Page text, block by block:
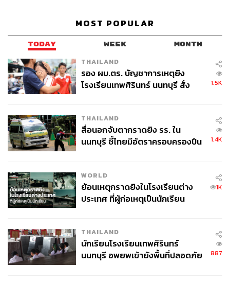
MOST POPULAR
TODAY WEEK MONTH
THAILAND
รอง ผบ.ตร. บัญชาการเหตุยิง
โรงเรียนเทพศิรินทร์ นนทบุรี สั่ง
1.5K
THAILAND
สื่อนอกจับตากราดยิง รร. ใน
นนทบุรี ชี้ไทยมีอัตราครอบครองปืน
1.4K
WORLD
ย้อนเหตุกราดยิงในโรงเรียนต่าง
ประเทศ ที่ผู้ก่อเหตุเป็นนักเรียน
1K
THAILAND
นักเรียนโรงเรียนเทพศิรินทร์
นนทบุรี อพยพเข้ายังพื้นที่ปลอดภัย
887